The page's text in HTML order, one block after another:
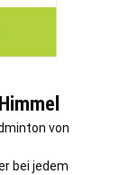
von
bei jedem